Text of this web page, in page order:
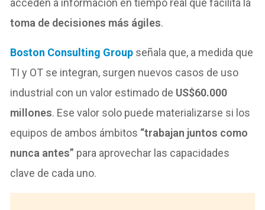
toma de decisiones más ágiles.
Boston Consulting Group señala que, a medida que
TI y OT se integran, surgen nuevos casos de uso
industrial con un valor estimado de US$60.000
millones. Ese valor solo puede materializarse si los
equipos de ambos ámbitos “trabajan juntos como
nunca antes” para aprovechar las capacidades
clave de cada uno.